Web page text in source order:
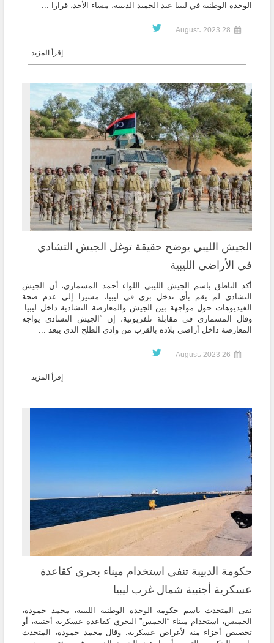
الوحدة الوطنية في ليبيا عبد الحميد الدبيبة، مساء الأحد، قرارا ...
إقرأ المزيد
الجيش الليبي يوضح حقيقة توغل الجيش التشادي
في الأراضي الليبية
أكد الناطق باسم الجيش الليبي اللواء أحمد المسماري، أن الجيش
التشادي لم يقم بأي تدخل بري في ليبيا، مشيرا إلى عدم صحة
الفيديوهات حول مواجهة بين الجيش والمعارضة التشادية داخل ليبيا.
وقال المسماري في مقابلة تلفزيونية، إن “الجيش التشادي يواجه
المعارضة داخل أراضي بلاده بالقرب من وادي الطلح الذي يبعد ...
إقرأ المزيد
حكومة الدبيبة تنفي استخدام ميناء بحري كقاعدة
عسكرية أجنبية شمال غرب ليبيا
نفى المتحدث باسم حكومة الوحدة الوطنية الليبية، محمد حمودة،
الخميس، استخدام ميناء “الخمس” البحري كقاعدة عسكرية أجنبية، أو
تخصيص أجزاء منه لأغراض عسكرية. وقال محمد حمودة، المتحدث